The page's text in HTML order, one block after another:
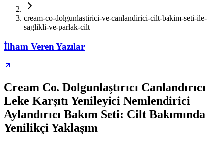
cream-co-dolgunlastirici-ve-canlandirici-cilt-bakim-seti-ile-
saglikli-ve-parlak-cilt
İlham Veren Yazılar
Cream Co. Dolgunlaştırıcı Canlandırıcı
Leke Karşıtı Yenileyici Nemlendirici
Aylandırıcı Bakım Seti: Cilt Bakımında
Yenilikçi Yaklaşım